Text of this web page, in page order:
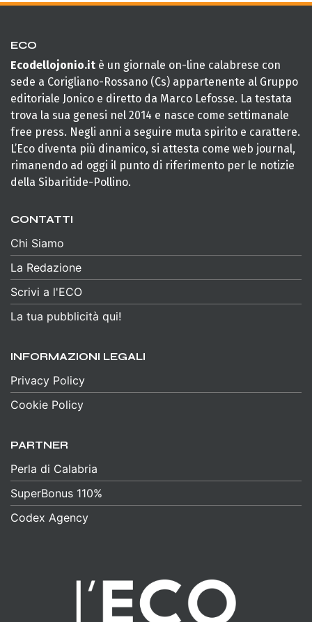
ECO
Ecodellojonio.it è un giornale on-line calabrese con
sede a Corigliano-Rossano (Cs) appartenente al Gruppo
editoriale Jonico e diretto da Marco Lefosse. La testata
trova la sua genesi nel 2014 e nasce come settimanale
free press. Negli anni a seguire muta spirito e carattere.
L’Eco diventa più dinamico, si attesta come web journal,
rimanendo ad oggi il punto di riferimento per le notizie
della Sibaritide-Pollino.
CONTATTI
Chi Siamo
La Redazione
Scrivi a l'ECO
La tua pubblicità qui!
INFORMAZIONI LEGALI
Privacy Policy
Cookie Policy
PARTNER
Perla di Calabria
SuperBonus 110%
Codex Agency